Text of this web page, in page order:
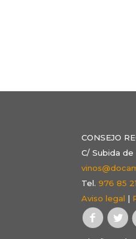
CONSEJO
C/ Subida de
Tel.976 85
Aviso legal |